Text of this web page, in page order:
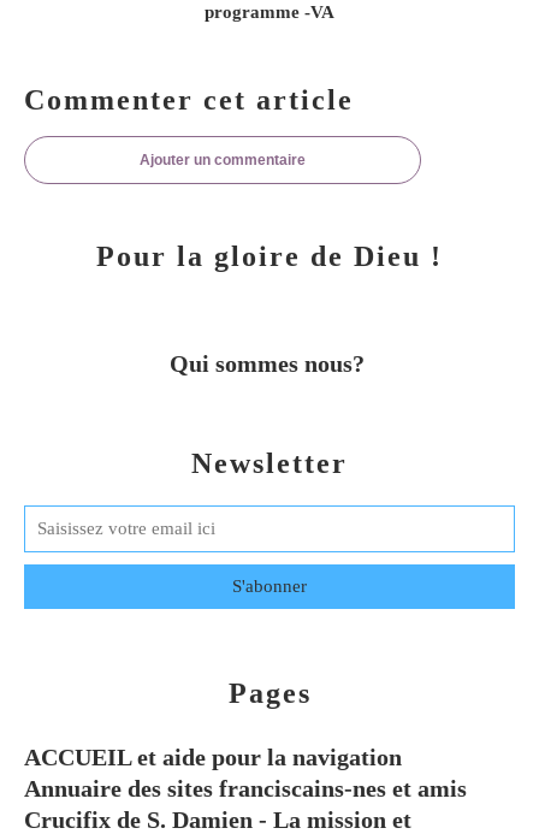
programme -VA
Commenter cet article
Ajouter un commentaire
Newsletter
Pages
ACCUEIL et aide pour la navigation
Annuaire des sites franciscains-nes et amis
Crucifix de S. Damien - La mission et
Pour la gloire de Dieu !
Qui sommes nous?